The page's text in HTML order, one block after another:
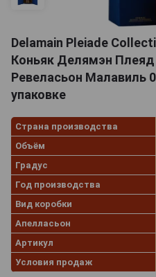
Delamain Pleiade
Коньяк Делямэн
Ревеласьон Малавиль
упаковке
Страна производства
Объём
Градус
Год производства
Вид коробки
Апелласьон
Артикул
Условия продаж